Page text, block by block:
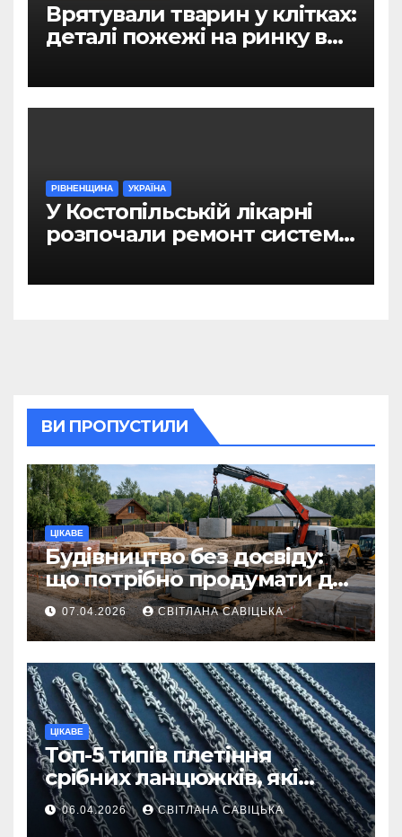
Врятували тварин у клітках:
деталі пожежі на ринку в
РІВНЕНЩИНА УКРАЇНА
У Костопільській лікарні
розпочали ремонт системи
ВИ ПРОПУСТИЛИ
ЦІКАВЕ
Будівництво без досвіду:
що потрібно продумати до
першої доставки на
ділянку
07.04.2026 СВІТЛАНА САВІЦЬКА
ЦІКАВЕ
Топ-5 типів плетіння
срібних ланцюжків, які
вважаються
найнадійнішими
06.04.2026 СВІТЛАНА САВІЦЬКА